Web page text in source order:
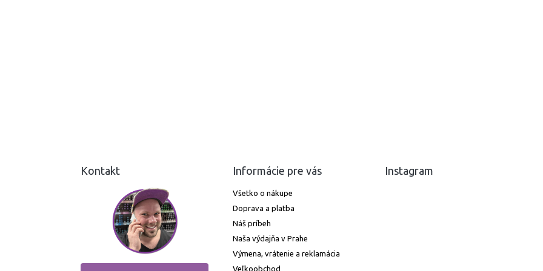
Kontakt Informácie pre vás
Všetko o nákupe
Doprava a platba
Náš príbeh
Naša výdajňa v Prahe
Výmena, vrátenie a reklamácia
Veľkoobchod
Instagram